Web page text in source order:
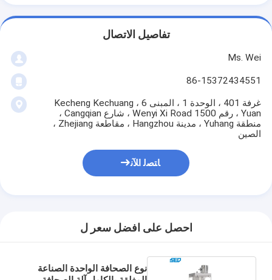
تفاصيل الاتصال
Ms. Wei
86-15372434551
غرفة 401 ، الوحدة 1 ، المبنى 6 ، Kecheng Kechuang
Yuan ، رقم 1500 Wenyi Xi Road ، شارع Cangqian ،
منطقة Yuhang ، مدينة Hangzhou ، مقاطعة Zhejiang ،
الصين
ﺎﺘﺼﻟ ﺍﻶﻧ
احصل على افضل سعر ل
نوع الصحافة الواحدة الصناعة